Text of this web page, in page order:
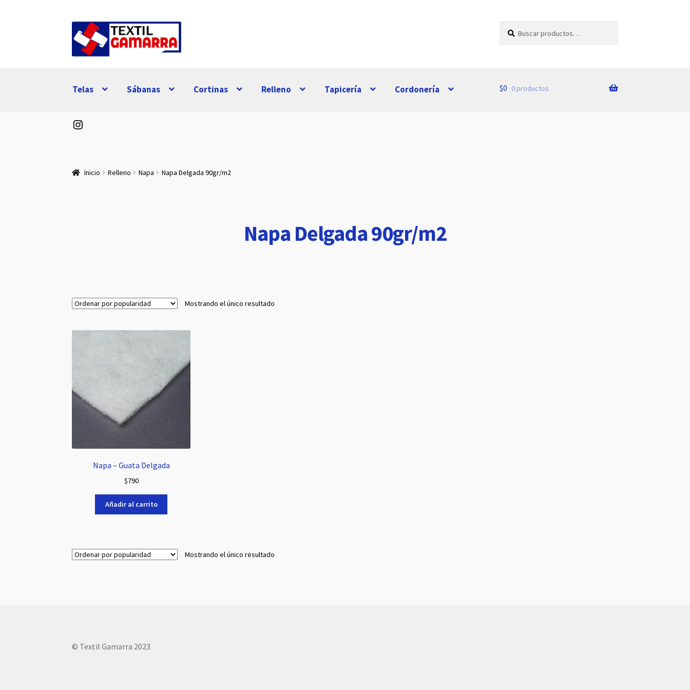
a
al
contenido
por:
Telas Sábanas Cortinas Relleno Tapicería Cordonería $0 0 productos
Instagram
Inicio Relleno Napa Napa Delgada 90gr/m2
Napa Delgada 90gr/m2
Mostrando el único resultado
Napa – Guata Delgada
$790
Añadir al carrito
Mostrando el único resultado
© Textil Gamarra 2023